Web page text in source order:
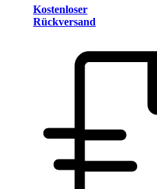
Kostenloser
Rückversand